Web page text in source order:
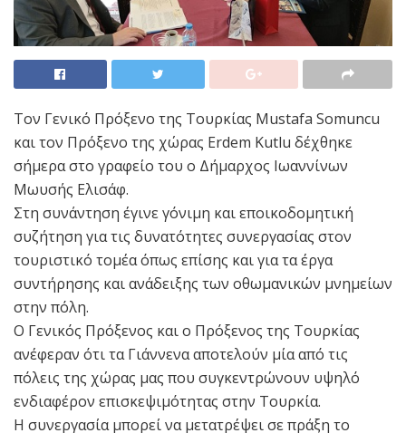
Τον Γενικό Πρόξενο της Τουρκίας Mustafa Somuncu
και τον Πρόξενο της χώρας Erdem Kutlu δέχθηκε
σήμερα στο γραφείο του ο Δήμαρχος Ιωαννίνων
Μωυσής Ελισάφ.
Στη συνάντηση έγινε γόνιμη και εποικοδομητική
συζήτηση για τις δυνατότητες συνεργασίας στον
τουριστικό τομέα όπως επίσης και για τα έργα
συντήρησης και ανάδειξης των οθωμανικών μνημείων
στην πόλη.
Ο Γενικός Πρόξενος και ο Πρόξενος της Τουρκίας
ανέφεραν ότι τα Γιάννενα αποτελούν μία από τις
πόλεις της χώρας μας που συγκεντρώνουν υψηλό
ενδιαφέρον επισκεψιμότητας στην Τουρκία.
Η συνεργασία μπορεί να μετατρέψει σε πράξη το